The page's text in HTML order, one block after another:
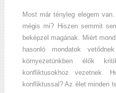
Most már tényleg elegem
mégis mi? Hiszen semmit
beképzel magának. Miért
hasonló mondatok
környezetünkben élők
konfliktusokhoz vezetnek.
konfliktussal? Az élet minden